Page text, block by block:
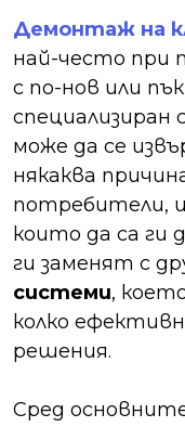
Демонтаж на
най-често при
с по-нов или
специализиран
може да се
някаква
потребители,
които да са ги
ги заменят с
системи,
колко
решения.
Сред